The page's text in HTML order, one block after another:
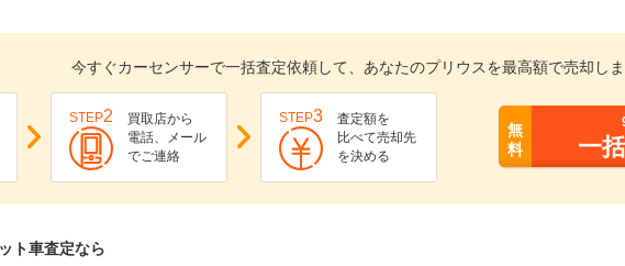
今すぐカーセンサーで一括査定依頼して、あなたのプリウスを最高額で売却しま
STEP2
買取店から
電話、メール
でご連絡
STEP3
査定額を
比べて売却先
を決める
無
料
一
ト車査定なら